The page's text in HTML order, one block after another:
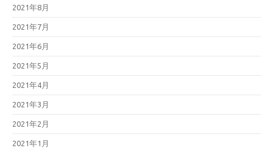
2021年8月
2021年7月
2021年6月
2021年5月
2021年4月
2021年3月
2021年2月
2021年1月